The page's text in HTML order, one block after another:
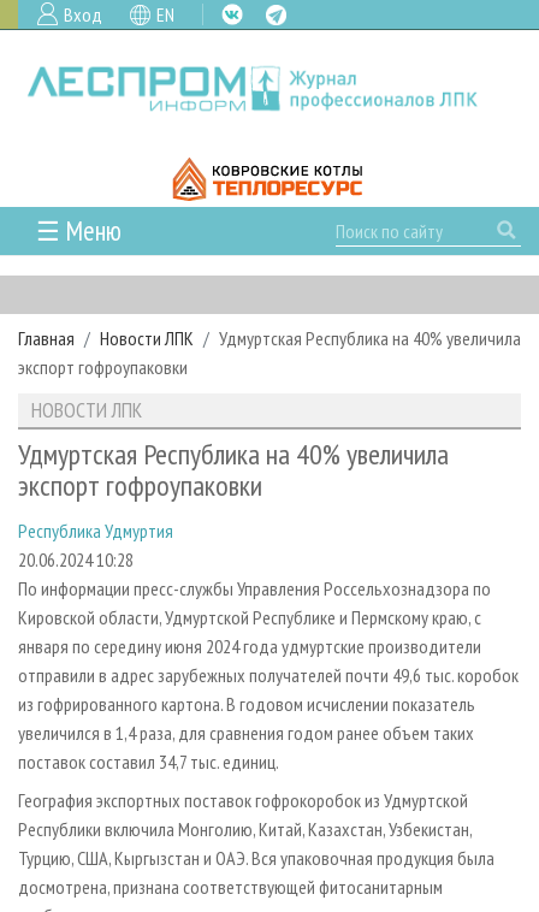
Вход EN
☰ Меню
ГЛАВНАЯ
РУБРИКИ И ТЕМЫ
РУБРИКИ ЖУРНАЛА
ЛЕСОЗАГОТОВКА
ЛЕСОПИЛЕНИЕ
СУШКА ДРЕВЕСИНЫ
ПРОИЗВОДСТВО ДРЕВЕСНЫХ ПЛИТ
ДЕРЕВЯННОЕ ДОМОСТРОЕНИЕ
ПРОИЗВОДСТВО МЕБЕЛИ
БИОЭНЕРГЕТИКА
ЦБП
ИНСТРУМЕНТ И МАТЕРИАЛЫ
НОВОСТИ
НОВОСТИ ЛПК
НОВОСТИ ЖУРНАЛА
ПРОЕКТЫ ЛПИ
АНАЛИТИКА
ПРЕДПРИЯТИЯ ЛПК
ПЕРСОНЫ
МОБИЛЬНЫЕ ВЫСТАВКИ
ОФИЦИАЛЬНЫЕ ДЕЛЕГАЦИИ
ПРИОРИТЕТНЫЕ ИНВЕСТПРОЕКТЫ
RUSSIAN FORESTRY REVIEW
ГАЗЕТА ЛЕСПРОМФОРУМ
БИБЛИОТЕКА СПЕЦИАЛИСТА
АРХИВ ЖУРНАЛОВ
СТАТЬИ
О ЖУРНАЛЕ
ПОДПИСКА
КОНТАКТЫ
РЕКЛАМОДАТЕЛЯМ
РЕКЛАМА
РЕКЛАМА НА САЙТЕ
Главная Новости ЛПК
Удмуртская Республика на 40% увеличила
экспорт гофроупаковки
НОВОСТИ ЛПК
Удмуртская Республика на 40% увеличила
экспорт гофроупаковки
Республика Удмуртия
20.06.2024 10:28
По информации пресс-службы Управления Россельхознадзора по
Кировской области, Удмуртской Республике и Пермскому краю, с
января по середину июня 2024 года удмуртские производители
отправили в адрес зарубежных получателей почти 49,6 тыс. коробок
из гофрированного картона. В годовом исчислении показатель
увеличился в 1,4 раза, для сравнения годом ранее объем таких
поставок составил 34,7 тыс. единиц.
География экспортных поставок гофрокоробок из Удмуртской
Республики включила Монголию, Китай, Казахстан, Узбекистан,
Турцию, США, Кыргызстан и ОАЭ. Вся упаковочная продукция была
досмотрена, признана соответствующей фитосанитарным